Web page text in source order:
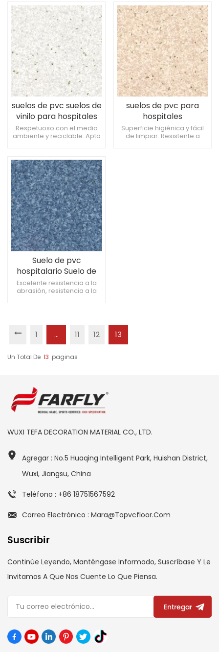
interiores. Puede reciclarse
al final de su ciclo de vida.
ambiente de curación
confortable.
suelos de pvc suelos de
vinilo para hospitales
Respetuoso con el medio
ambiente y reciclable. Apto
de coordinar con mobiliario
sanitario.
suelos de pvc para
hospitales
Superficie higiénica y fácil
de limpiar. Resistente a
Suelo de pvc
hospitalario Suelo de
vinilo homogéneo de 2
mm
Excelente resistencia a la
abrasión, resistencia a la
necesario encerar
1 ... 11 12 13
Un Total De 13 Paginas
WUXI TEFA DECORATION MATERIAL CO., LTD.
Agregar : No.5 Huaqing Intelligent Park, Huishan District,
Wuxi, Jiangsu, China
Teléfono : +86 18751567592
Correo Electrónico : Mara@topvcfloor.com
Suscribir
Continúe Leyendo, Manténgase Informado, Suscríbase Y Le
Invitamos A Que Nos Cuente Lo Que Piensa.
Entregar